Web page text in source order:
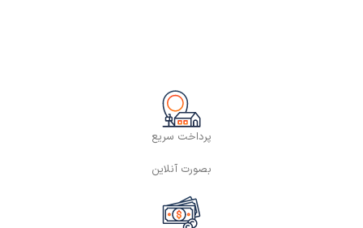
پرداخت سریع
بصورت آنلاین